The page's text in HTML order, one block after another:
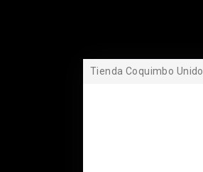
Tienda Coquimbo Unido